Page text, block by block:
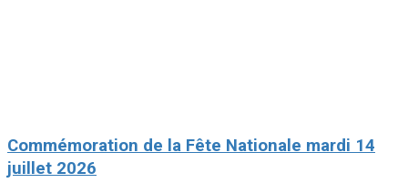
Commémoration de la Fête Nationale mardi 14
juillet 2026